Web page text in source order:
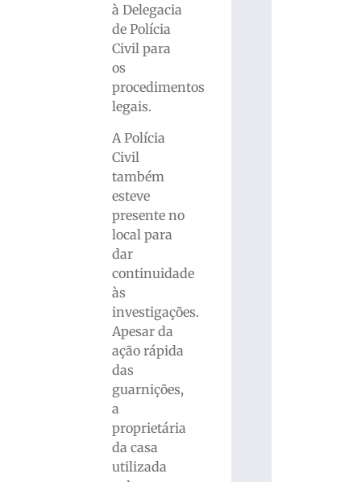
à Delegacia
de Polícia
Civil para
os
procedimentos
legais.
A Polícia
Civil
também
esteve
presente no
local para
dar
continuidade
às
investigações.
Apesar da
ação rápida
das
guarnições,
a
proprietária
da casa
utilizada